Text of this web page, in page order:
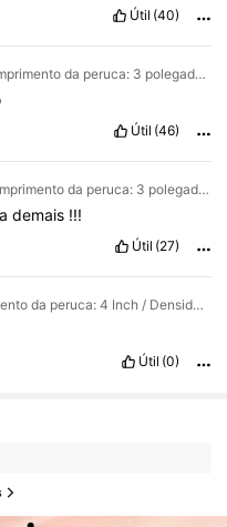
Útil (40)
Cor: SNatural / Comprimento da peruca: 3 polegadas / Densidade da peruca: 130%
Útil (46)
Cor: SNatural / Comprimento da peruca: 3 polegadas / Densidade da peruca: 130%
demais !!!
Útil (27)
Cor: S4 / Comprimento da peruca: 4 Inch / Densidade da peruca: 150%
Útil (0)